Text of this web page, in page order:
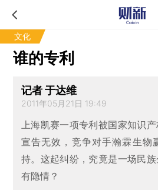
文化
谁的专利
记者 于达维
2011年05月21日 19:49
上海凯赛一项专利被国家知识
宣告无效，竞争对手瀚霖生物
持。这起纠纷，究竟是一场民
有隐情？